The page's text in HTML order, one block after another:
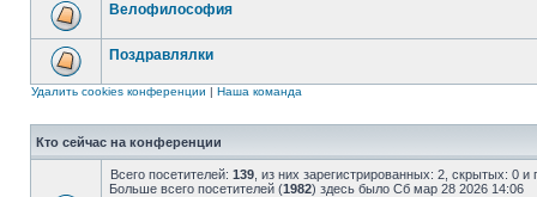
Велофилософия
Поздравлялки
Удалить cookies конференции | Наша команда
Кто сейчас на конференции
Всего посетителей: 139 , из них зарегистрированных: 2, скрытых: 0
Больше всего посетителей (1982) здесь было Сб мар 28 2026 14:06